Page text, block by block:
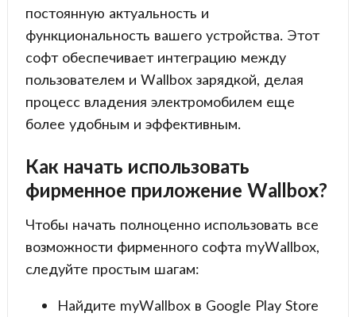
постоянную актуальность и
функциональность вашего устройства. Этот
софт обеспечивает интеграцию между
пользователем и Wallbox зарядкой, делая
процесс владения электромобилем еще
более удобным и эффективным.
Как начать использовать
фирменное приложение Wallbox?
Чтобы начать полноценно использовать все
возможности фирменного софта myWallbox,
следуйте простым шагам:
Найдите myWallbox в Google Play Store